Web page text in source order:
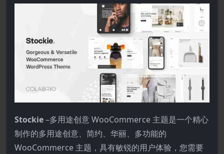
Stockie–多用途创意 WooCommerce 主题是一个精心
制作的多用途创意、简约、华丽、多功能的
WooCommerce 主题，具有敏锐的用户体验，您需要